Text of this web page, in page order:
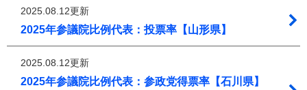
2025.08.12更新
2025年参議院比例代表：投票率【山形県】
2025.08.12更新
2025年参議院比例代表：参政党得票率【石川県】